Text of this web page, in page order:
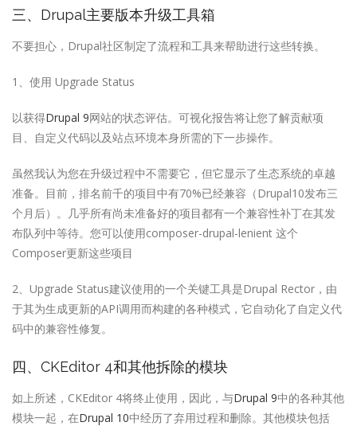
三、Drupal主要版本升级工具箱
不要担心，Drupal社区制定了流程和工具来帮助进行这些转换。
1、使用 Upgrade Status
以获得Drupal 9网站的状态评估。可视化报告将让您了解贡献项
目、自定义代码以及站点环境本身所需的下一步操作。
虽然我认为您在升级过程中不需要它，但它显示了生态系统的卓越
准备。目前，排名前千的项目中有70%已经兼容（Drupal10发布三
个月后）。几乎所有尚未准备好的项目都有一个兼容性补丁在其发
布队列中等待。您可以使用composer-drupal-lenient 这个
Composer更新这些项目
2、Upgrade Status建议使用的一个关键工具是Drupal Rector，由
于其为生成更新的API调用而构建的各种模式，它自动化了自定义代
码中的兼容性修复。
四、CKEditor 4和其他拆除的模块
如上所述，CKEditor 4将终止使用，因此，与Drupal 9中的各种其他
模块一起，在Drupal 10中经历了弃用过程和删除。其他模块包括